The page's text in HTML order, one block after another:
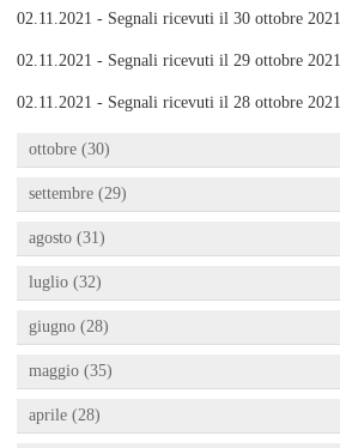
02.11.2021 - Segnali ricevuti il 30 ottobre 2021
02.11.2021 - Segnali ricevuti il 29 ottobre 2021
02.11.2021 - Segnali ricevuti il 28 ottobre 2021
ottobre (30)
settembre (29)
agosto (31)
luglio (32)
giugno (28)
maggio (35)
aprile (28)